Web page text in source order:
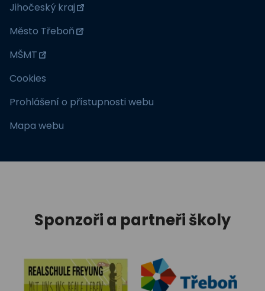
Jihočeský kraj
Město Třeboň
MŠMT
Cookies
Prohlášení o přístupnosti webu
Mapa webu
Sponzoři a partneři školy